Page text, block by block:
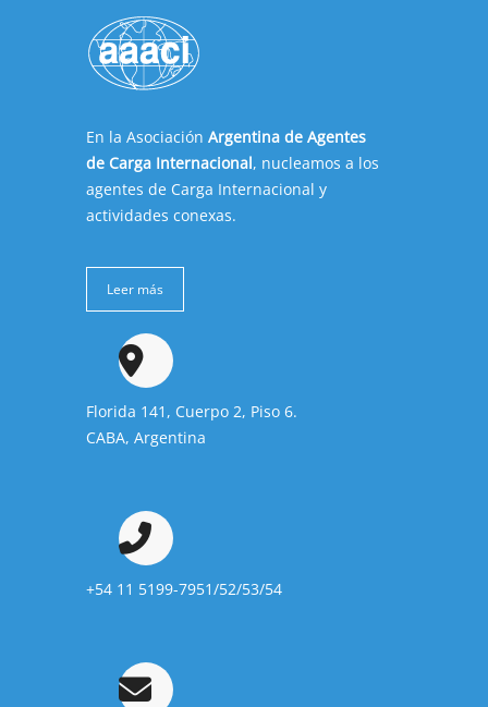
En la Asociación Argentina de Agentes
de Carga Internacional, nucleamos a los
agentes de Carga Internacional y
actividades conexas.
Leer más
Florida 141, Cuerpo 2, Piso 6.
CABA, Argentina
+54 11 5199-7951/52/53/54